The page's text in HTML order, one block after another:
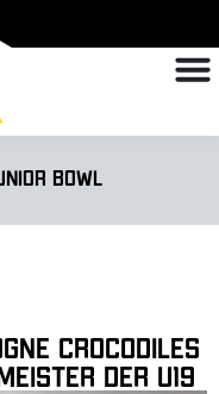
Bowl
Crocodiles
der U19